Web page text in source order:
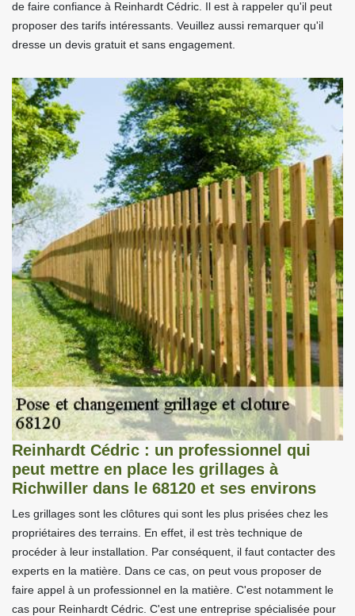
de faire confiance à Reinhardt Cédric. Il est à rappeler qu'il peut
proposer des tarifs intéressants. Veuillez aussi remarquer qu'il
dresse un devis gratuit et sans engagement.
Reinhardt Cédric : un professionnel qui
peut mettre en place les grillages à
Richwiller dans le 68120 et ses environs
Les grillages sont les clôtures qui sont les plus prisées chez les
propriétaires des terrains. En effet, il est très technique de
procéder à leur installation. Par conséquent, il faut contacter des
experts en la matière. Dans ce cas, on peut vous proposer de
faire appel à un professionnel en la matière. C'est notamment le
cas pour Reinhardt Cédric. C'est une entreprise spécialisée pour